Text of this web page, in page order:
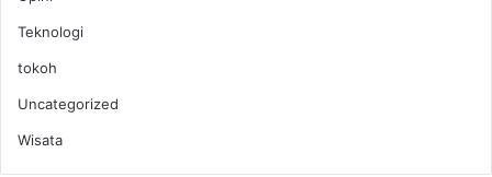
Teknologi
tokoh
Uncategorized
Wisata